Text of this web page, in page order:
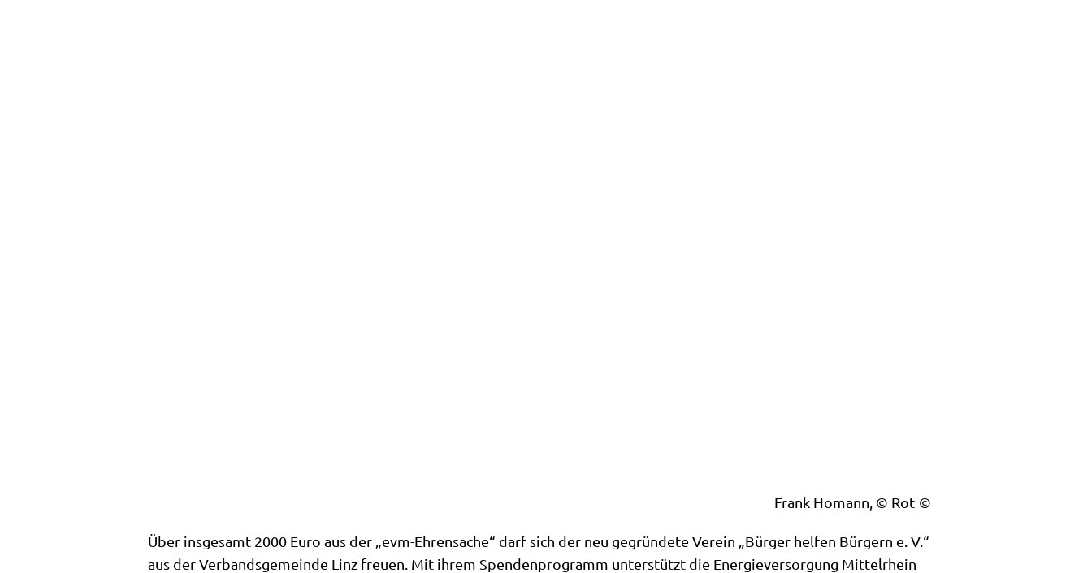
Frank Homann, © Rot
Über insgesamt 2000 Euro aus der „evm-Ehrensache“ darf sich der neu gegründete Verein „Bürger helfen Bürgern e. V.“
aus der Verbandsgemeinde Linz freuen. Mit ihrem Spendenprogramm unterstützt die Energieversorgung Mittelrhein